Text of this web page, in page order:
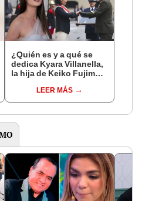
¿Quién es y a qué se
dedica Kyara Villanella,
la hija de Keiko Fujimori
nivel nacional?
LEER MÁS